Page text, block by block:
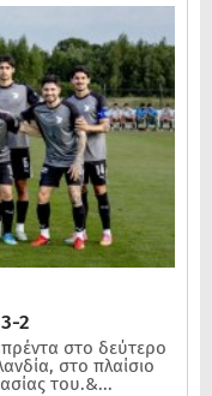
2
στο δεύτερο
στο πλαίσιο
του.&...